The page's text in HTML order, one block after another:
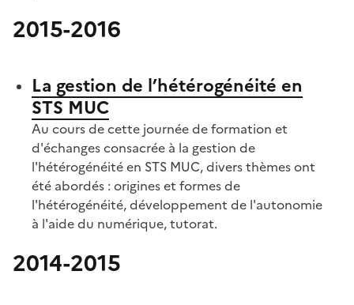
S'abonner à Accordéon
2015-2016
La gestion de l’hétérogénéité en
STS MUC
Au cours de cette journée de formation et
d'échanges consacrée à la gestion de
l'hétérogénéité en STS MUC, divers thèmes ont
été abordés : origines et formes de
l'hétérogénéité, développement de l'autonomie
à l'aide du numérique, tutorat.
S'abonner à Accordéon
2014-2015